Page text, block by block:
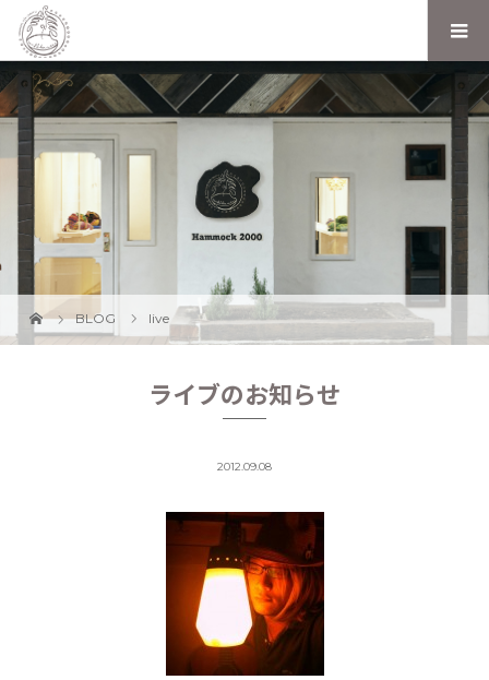
BLOG live
ライブのお知らせ
2012.09.08